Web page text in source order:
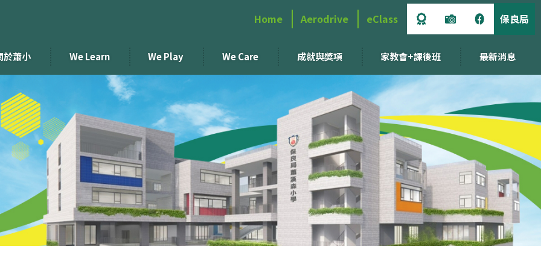
Home Aerodrive eClass 保良局
於蕭小 We Learn We Play We Care 成就與獎項 家教會+課後班 最新消息